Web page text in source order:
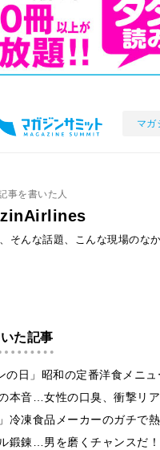
マガ
事を書いた人
そんな話題、こんな現場のな
た記事
の日」昭和の定番洋食メニ
本音…女性の口臭、衝撃リ
冷凍食品メーカーのガチ
鍛錬…男を磨くチャンスだ！